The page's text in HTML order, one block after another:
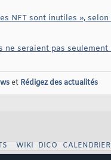
NFT sont inutiles », selon
seraient pas
et Rédigez des actualités
WIKI DICO CALENDRIER